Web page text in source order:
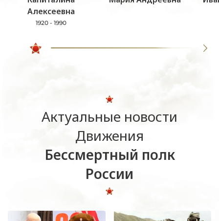
Алексеевна
1920 - 1990
Актуальные новости
Движения
Бессмертный полк
России